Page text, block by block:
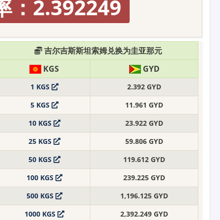
：2.392249
吉尔吉斯斯坦索姆兑换为圭亚那元
KGS
GYD
1 KGS
2.392 GYD
5 KGS
11.961 GYD
10 KGS
23.922 GYD
25 KGS
59.806 GYD
50 KGS
119.612 GYD
100 KGS
239.225 GYD
500 KGS
1,196.125 GYD
1000 KGS
2,392.249 GYD